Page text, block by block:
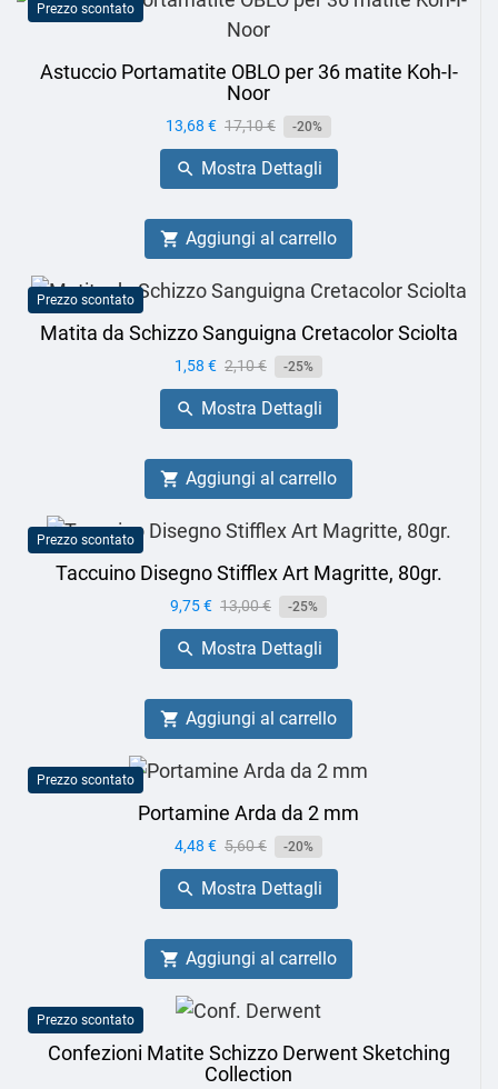
Prezzo scontato
Astuccio Portamatite OBLO per 36 matite Koh-I-
Noor
Prezzo
13,68 € Prezzo
base
17,10 € -20%
 Mostra Dettagli
 Aggiungi al carrello
Prezzo scontato
Matita da Schizzo Sanguigna Cretacolor Sciolta
Prezzo
1,58 € Prezzo
base
2,10 € -25%
 Mostra Dettagli
 Aggiungi al carrello
Prezzo scontato
Taccuino Disegno Stifflex Art Magritte, 80gr.
Prezzo
9,75 € Prezzo
base
13,00 € -25%
 Mostra Dettagli
 Aggiungi al carrello
Prezzo scontato
Portamine Arda da 2 mm
Prezzo
4,48 € Prezzo
base
5,60 € -20%
 Mostra Dettagli
 Aggiungi al carrello
Prezzo scontato
Confezioni Matite Schizzo Derwent Sketching
Collection